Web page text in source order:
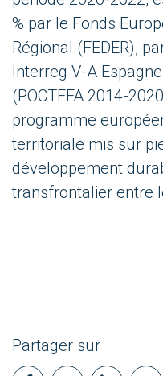
% par le Fonds
Régional (FEDER),
Interreg V-A
(POCTEFA 2014-
programme
territoriale mis sur
développement
transfrontalier entre
Partager sur